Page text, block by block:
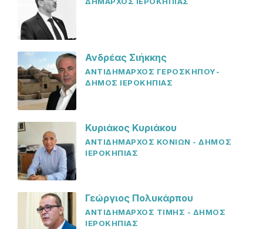
Ανδρέας Σιήκκης
ΑΝΤΙΔΗΜΑΡΧΟΣ ΓΕΡΟΣΚΗΠΟΥ-
ΔΗΜΟΣ ΙΕΡΟΚΗΠΙΑΣ
Κυριάκος Κυριάκου
ΑΝΤΙΔΗΜΑΡΧΟΣ ΚΟΝΙΩΝ - ΔΗΜΟΣ
ΙΕΡΟΚΗΠΙΑΣ
Γεώργιος Πολυκάρπου
ΑΝΤΙΔΗΜΑΡΧΟΣ ΤΙΜΗΣ - ΔΗΜΟΣ
ΙΕΡΟΚΗΠΙΑΣ